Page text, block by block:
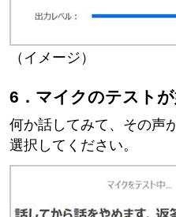
（イメージ）
6．マイクのテストが
何か話してみて、その声
選択してください。